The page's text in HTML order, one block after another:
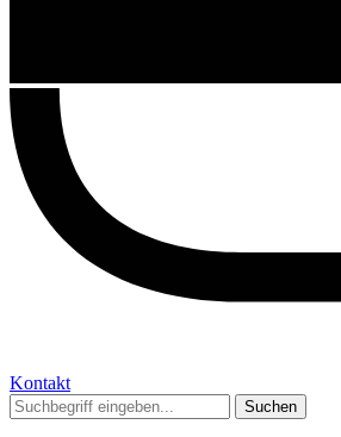
Kontakt
Suchen